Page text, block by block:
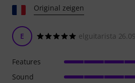
Original zeigen
E elguitarista
Features
Sound